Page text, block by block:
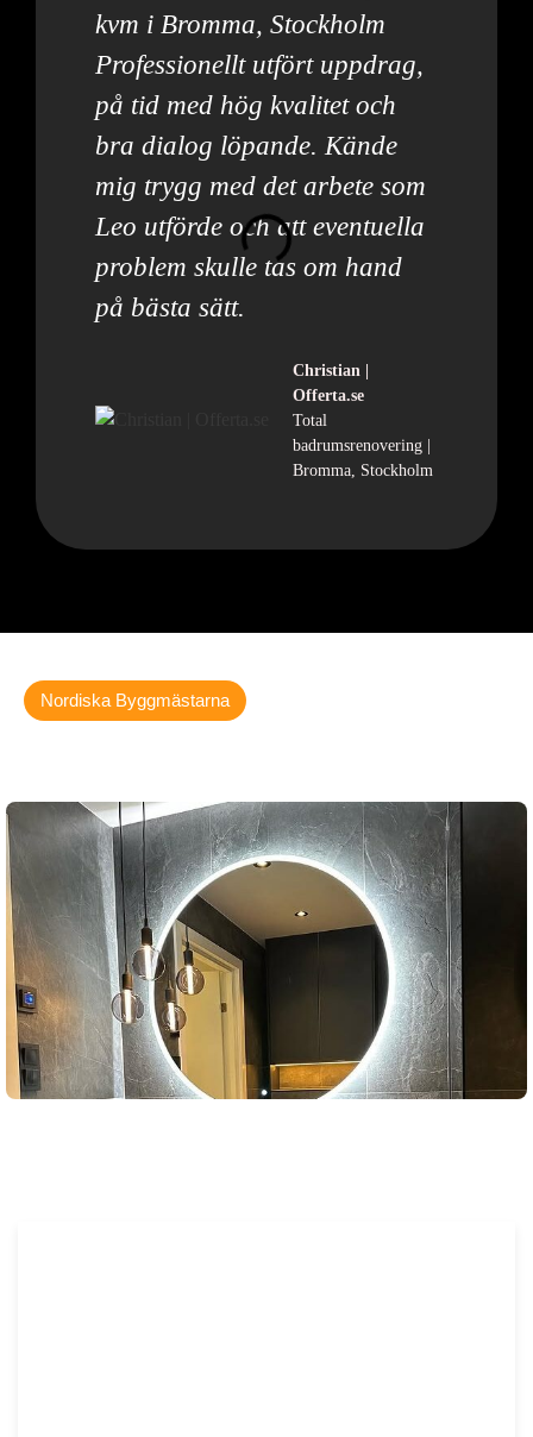
kvm i Bromma, Stockholm
Professionellt utfört uppdrag,
på tid med hög kvalitet och
bra dialog löpande. Kände
mig trygg med det arbete som
Leo utförde och att eventuella
problem skulle tas om hand
på bästa sätt.
Christian |
Offerta.se
Total
badrumsrenovering |
Bromma, Stockholm
Nordiska Byggmästarna